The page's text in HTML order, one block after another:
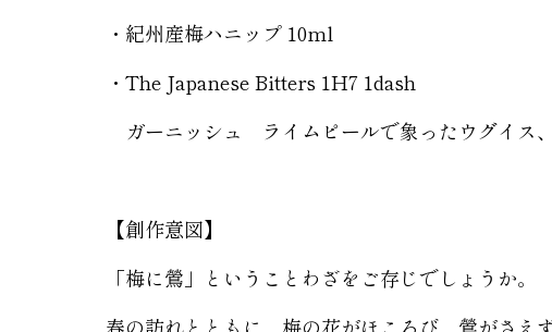
・紀州産梅ハニップ 10ml
・The Japanese Bitters 1H7 1dash
ガーニッシュ ライムピールで象ったウグイス
【創作意図】
「梅に鶯」ということわざをご存じでしょうか。